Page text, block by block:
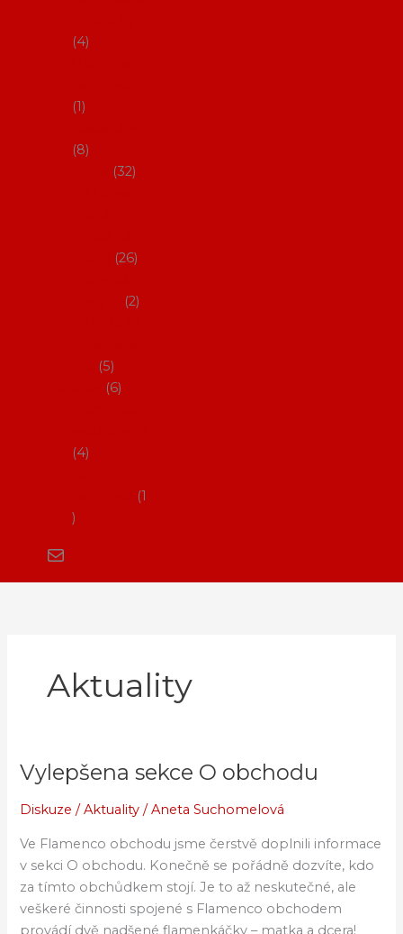
4
1
8
32
26
2
5
6
4
1
Aktuality
Vylepšena sekce O obchodu
Diskuze /Aktuality /Aneta Suchomelová
Ve Flamenco obchodu jsme čerstvě doplnili informace
v sekci O obchodu. Konečně se pořádně dozvíte, kdo
za tímto obchůdkem stojí. Je to až neskutečné, ale
veškeré činnosti spojené s Flamenco obchodem
provádí dvě nadšené flamenkáčky – matka a dcera!
Vylepšena
O